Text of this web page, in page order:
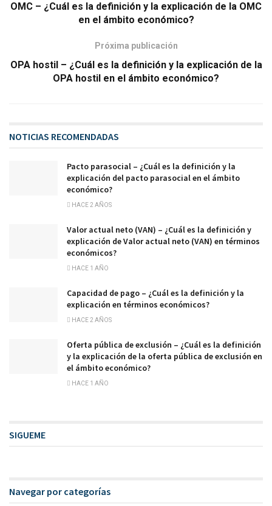
OMC – ¿Cuál es la definición y la explicación de la OMC
en el ámbito económico?
Próxima publicación
OPA hostil – ¿Cuál es la definición y la explicación de la
OPA hostil en el ámbito económico?
NOTICIAS RECOMENDADAS
Pacto parasocial – ¿Cuál es la definición y la
explicación del pacto parasocial en el ámbito
económico?
HACE 2 AÑOS
Valor actual neto (VAN) – ¿Cuál es la definición y
explicación de Valor actual neto (VAN) en términos
económicos?
HACE 1 AÑO
Capacidad de pago – ¿Cuál es la definición y la
explicación en términos económicos?
HACE 2 AÑOS
Oferta pública de exclusión – ¿Cuál es la definición
y la explicación de la oferta pública de exclusión en
el ámbito económico?
HACE 1 AÑO
SIGUEME
Navegar por categorías